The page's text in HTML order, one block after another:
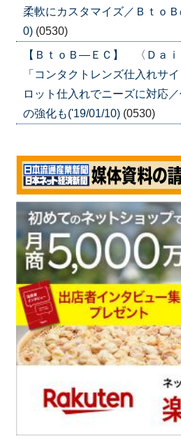
柔軟にカスタマイズ／Ｂｔｏ
0) (0530)
【ＢｔｏＢ—ＥＣ】 〈Ｄａｉ
「コンタクトレンズ仕入れサ
ロット仕入れでニーズに対応
の強化も('19/01/10) (0530)